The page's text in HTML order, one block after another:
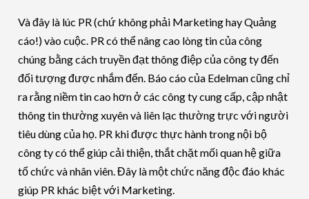
Và đây là lúc PR (chứ không phải Marketing hay Quảng
cáo!) vào cuộc. PR có thể nâng cao lòng tin của công
chúng bằng cách truyền đạt thông điệp của công ty đến
đối tượng được nhắm đến. Báo cáo của Edelman cũng chỉ
ra rằng niềm tin cao hơn ở các công ty cung cấp, cập nhật
thông tin thường xuyên và liên lạc thường trực với người
tiêu dùng của họ. PR khi được thực hành trong nội bộ
công ty có thể giúp cải thiện, thắt chặt mối quan hệ giữa
tổ chức và nhân viên. Đây là một chức năng độc đáo khác
giúp PR khác biệt với Marketing.